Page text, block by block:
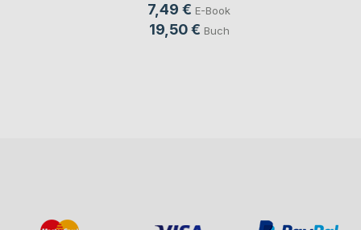
7,49 € E-Book
19,50 € Buch